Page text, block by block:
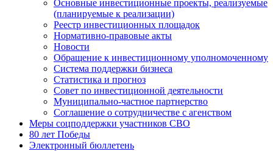
Основные инвестиционные проекты, реализуемые
(планируемые к реализации)
Реестр инвестиционных площадок
Нормативно-правовые акты
Новости
Обращение к инвестиционному уполномоченному
Система поддержки бизнеса
Статистика и прогноз
Совет по инвестиционной деятельности
Муниципально-частное партнерство
Соглашение о сотрудничестве с агенством
Меры соцподдержки участников СВО
80 лет Победы
Электронный бюллетень